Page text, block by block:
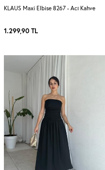
KLAUS Maxi Elbise 8267 - Acı Kahve
1.299,90 TL